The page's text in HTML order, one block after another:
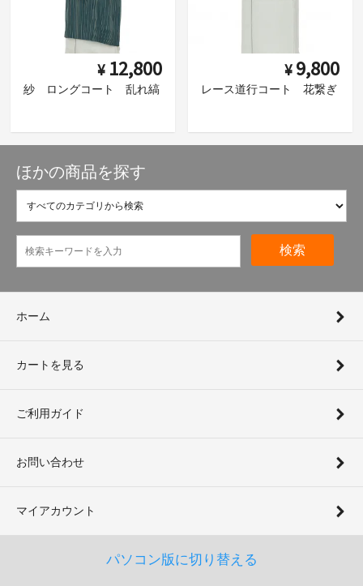
¥ 12,800
紗 ロングコート 乱れ縞
¥ 9,800
レース道行コート 花繋ぎ
ほかの商品を探す
検索
ホーム
カートを見る
ご利用ガイド
お問い合わせ
マイアカウント
パソコン版に切り替える